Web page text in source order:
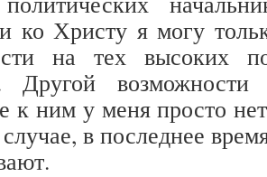
ко Христу я могу
на тех высоких
Другой возможности
к ним у меня просто
в последнее